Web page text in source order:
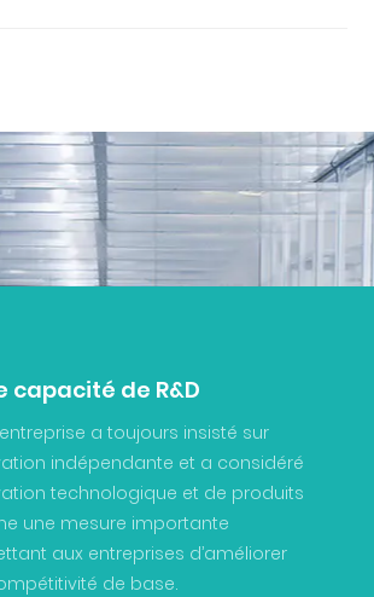
capacité de R&D
a toujours insisté sur
indépendante et a considéré
technologique et de produits
une mesure importante
aux entreprises d’améliorer
de base.